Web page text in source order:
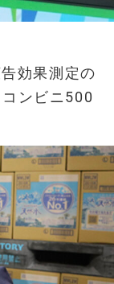
効果測定の
ンビニ500